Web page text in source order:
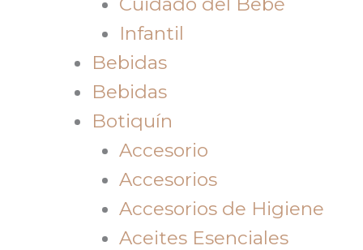
Infantil
Bebidas
Bebidas
Botiquín
Accesorio
Accesorios
Accesorios de Higiene
Aceites Esenciales